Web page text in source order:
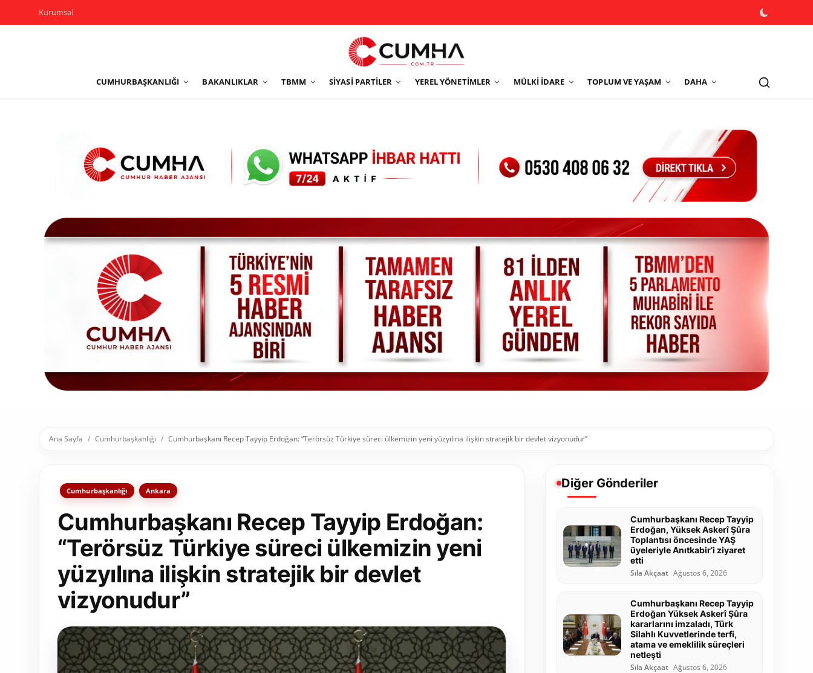
Kurumsal
CUMHURBAŞKANLIĞI BAKANLIKLAR TBMM SIYASI PARTILER YEREL YÖNETIMLER MÜLKI İDARE TOPLUM VE YAŞAM DAHA
Yerel Yönetimler
Sivil Toplum Kuruluşları
Kamu Kurumları ve Üst Kurullar
Resmi Reklamlar
Ana Sayfa Cumhurbaşkanlığı Cumhurbaşkanı Recep Tayyip Erdoğan: “Terörsüz Türkiye süreci ülkemizin yeni yüzyılına ilişkin stratejik bir devlet vizyonudur”
Cumhurbaşkanlığı Ankara
Cumhurbaşkanı Recep Tayyip Erdoğan:
“Terörsüz Türkiye süreci ülkemizin yeni
yüzyılına ilişkin stratejik bir devlet
vizyonudur”
Diğer Gönderiler
Cumhurbaşkanı Recep Tayyip
Erdoğan, Yüksek Askerî Şûra
Toplantısı öncesinde YAŞ
üyeleriyle Anıtkabir’i ziyaret
etti
Sıla Akçaat Ağustos 6, 2026
Cumhurbaşkanı Recep Tayyip
Erdoğan Yüksek Askerî Şûra
kararlarını imzaladı, Türk
Silahlı Kuvvetlerinde terfi,
atama ve emeklilik süreçleri
netleşti
Sıla Akçaat Ağustos 6, 2026